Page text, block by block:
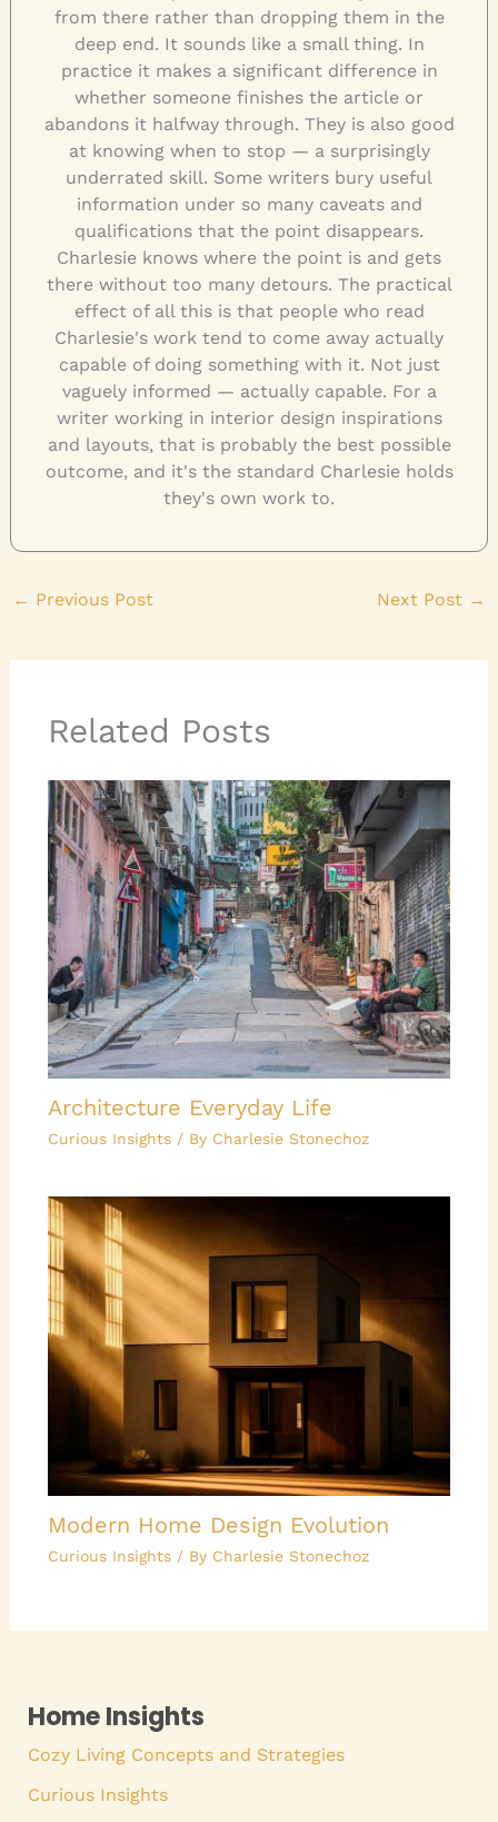
from there rather than dropping them in the
deep end. It sounds like a small thing. In
practice it makes a significant difference in
whether someone finishes the article or
abandons it halfway through. They is also good
at knowing when to stop — a surprisingly
underrated skill. Some writers bury useful
information under so many caveats and
qualifications that the point disappears.
Charlesie knows where the point is and gets
there without too many detours. The practical
effect of all this is that people who read
Charlesie's work tend to come away actually
capable of doing something with it. Not just
vaguely informed — actually capable. For a
writer working in interior design inspirations
and layouts, that is probably the best possible
outcome, and it's the standard Charlesie holds
they's own work to.
← Previous Post Next Post →
Related Posts
Architecture Everyday Life
Curious Insights/ By Charlesie Stonechoz
Modern Home Design Evolution
Curious Insights/ By Charlesie Stonechoz
Home Insights
Cozy Living Concepts and Strategies
Curious Insights